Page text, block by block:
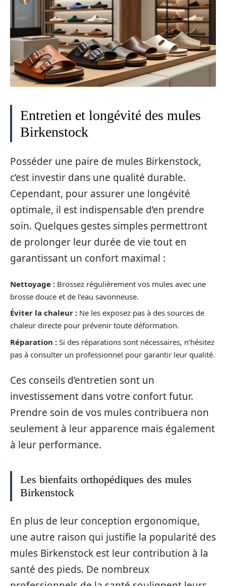
Entretien et longévité des mules
Birkenstock
Posséder une paire de mules Birkenstock,
c’est investir dans une qualité durable.
Cependant, pour assurer une longévité
optimale, il est indispensable d’en prendre
soin. Quelques gestes simples permettront
de prolonger leur durée de vie tout en
garantissant un confort maximal :
Nettoyage : Brossez régulièrement vos mules avec une
brosse douce et de l’eau savonneuse.
Éviter la chaleur : Ne les exposez pas à des sources de
chaleur directe pour prévenir toute déformation.
Réparation : Si des réparations sont nécessaires, n’hésitez
pas à consulter un professionnel pour garantir leur qualité.
Ces conseils d’entretien sont un
investissement dans votre confort futur.
Prendre soin de vos mules contribuera non
seulement à leur apparence mais également
à leur performance.
Les bienfaits orthopédiques des mules
Birkenstock
En plus de leur conception ergonomique,
une autre raison qui justifie la popularité des
mules Birkenstock est leur contribution à la
santé des pieds. De nombreux